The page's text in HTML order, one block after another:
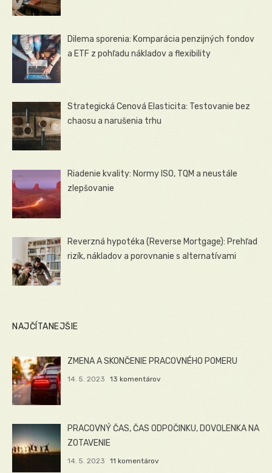
Dilema sporenia: Komparácia penzijných fondov
a ETF z pohľadu nákladov a flexibility
Strategická Cenová Elasticita: Testovanie bez
chaosu a narušenia trhu
Riadenie kvality: Normy ISO, TQM a neustále
zlepšovanie
Reverzná hypotéka (Reverse Mortgage): Prehľad
rizík, nákladov a porovnanie s alternatívami
NAJČÍTANEJŠIE
ZMENA A SKONČENIE PRACOVNÉHO POMERU
14. 5. 2023 13 komentárov
PRACOVNÝ ČAS, ČAS ODPOČINKU, DOVOLENKA NA
ZOTAVENIE
14. 5. 2023 11 komentárov